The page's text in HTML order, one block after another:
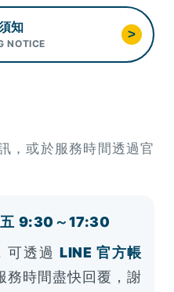
知
NOTICE
>
，或於服務時間透過官
五 9:30～17:30
可透過 LINE 官方帳
務時間盡快回覆，謝